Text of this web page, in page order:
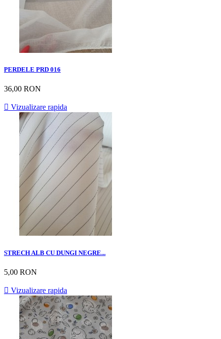
PERDELE PRD 016
36,00 RON
 Vizualizare rapida
STRECH ALB CU DUNGI NEGRE...
5,00 RON
 Vizualizare rapida